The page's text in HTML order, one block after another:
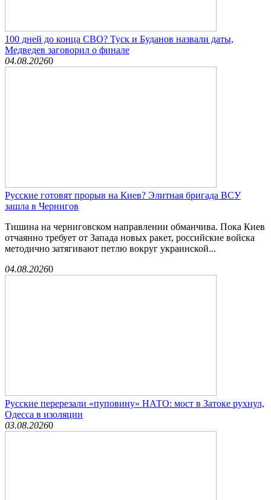
100 дней до конца СВО? Туск и Буданов назвали даты,
Медведев заговорил о финале
04.08.20260
Русские готовят прорыв на Киев? Элитная бригада ВСУ
зашла в Чернигов
Тишина на черниговском направлении обманчива. Пока Киев
отчаянно требует от Запада новых ракет, российские войска
методично затягивают петлю вокруг украинской...
04.08.20260
Русские перерезали «пуповину» НАТО: мост в Затоке рухнул,
Одесса в изоляции
03.08.20260